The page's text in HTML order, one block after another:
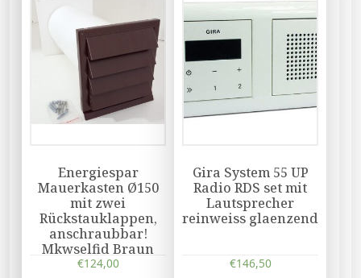
Energiespar
Mauerkasten Ø150
mit zwei
Rückstauklappen,
anschraubbar!
Mkwselfid Braun
€124,00
Gira System 55 UP
Radio RDS set mit
Lautsprecher
reinweiss glaenzend
€146,50